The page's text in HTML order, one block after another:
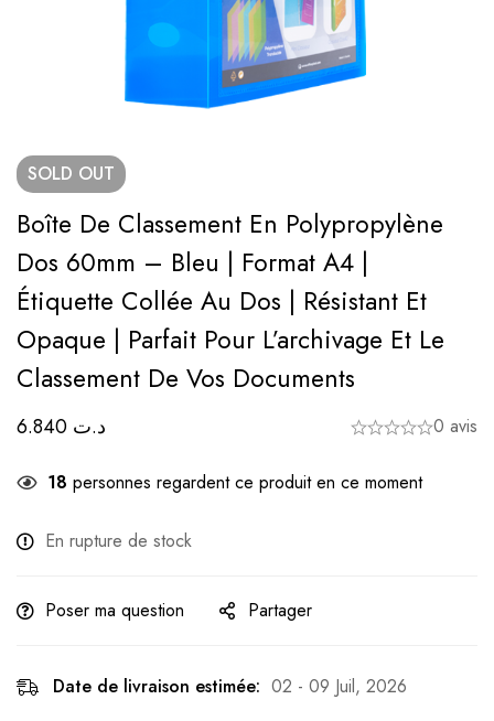
SOLD OUT
Boîte De Classement En Polypropylène
Dos 60mm – Bleu | Format A4 |
Étiquette Collée Au Dos | Résistant Et
Opaque | Parfait Pour L’archivage Et Le
Classement De Vos Documents
د.ت 0 avis
18 personnes regardent ce produit en ce moment
En rupture de stock
Poser ma question Partager
Date de livraison estimée: 02 - 09 Juil, 2026